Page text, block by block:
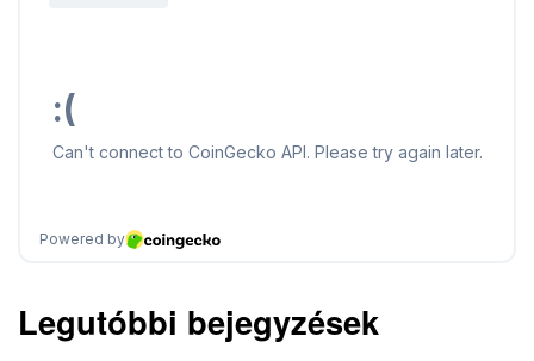
Legutóbbi bejegyzések